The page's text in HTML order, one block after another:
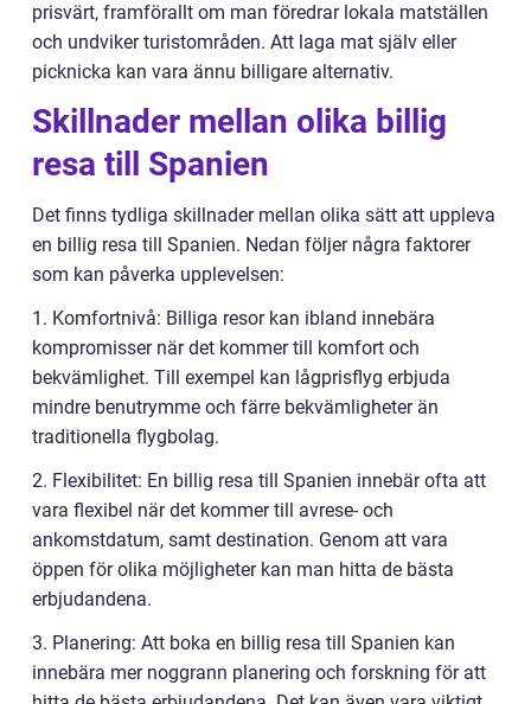
prisvärt, framförallt om man föredrar lokala matställen
och undviker turistområden. Att laga mat själv eller
picknicka kan vara ännu billigare alternativ.
Skillnader mellan olika billig
resa till Spanien
Det finns tydliga skillnader mellan olika sätt att uppleva
en billig resa till Spanien. Nedan följer några faktorer
som kan påverka upplevelsen:
1. Komfortnivå: Billiga resor kan ibland innebära
kompromisser när det kommer till komfort och
bekvämlighet. Till exempel kan lågprisflyg erbjuda
mindre benutrymme och färre bekvämligheter än
traditionella flygbolag.
2. Flexibilitet: En billig resa till Spanien innebär ofta att
vara flexibel när det kommer till avrese- och
ankomstdatum, samt destination. Genom att vara
öppen för olika möjligheter kan man hitta de bästa
erbjudandena.
3. Planering: Att boka en billig resa till Spanien kan
innebära mer noggrann planering och forskning för att